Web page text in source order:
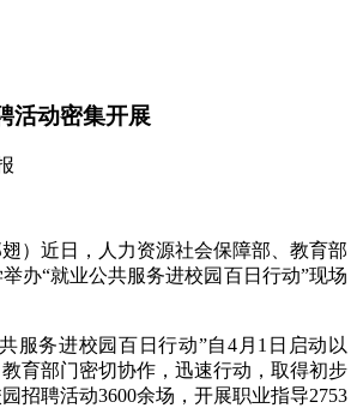
活动密集开展
近日，人力资源社会保障部、教育部
办“就业公共服务进校园百日行动”现场
务进校园百日行动”自4月1日启动以
育部门密切协作，迅速行动，取得初步
招聘活动3600余场，开展职业指导2753